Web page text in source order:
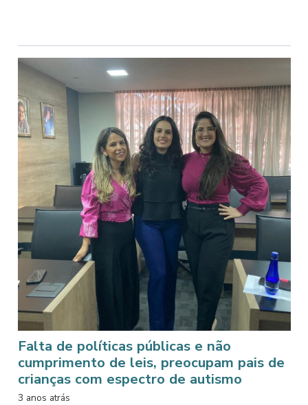
Falta de políticas públicas e não
cumprimento de leis, preocupam pais de
crianças com espectro de autismo
3 anos atrás